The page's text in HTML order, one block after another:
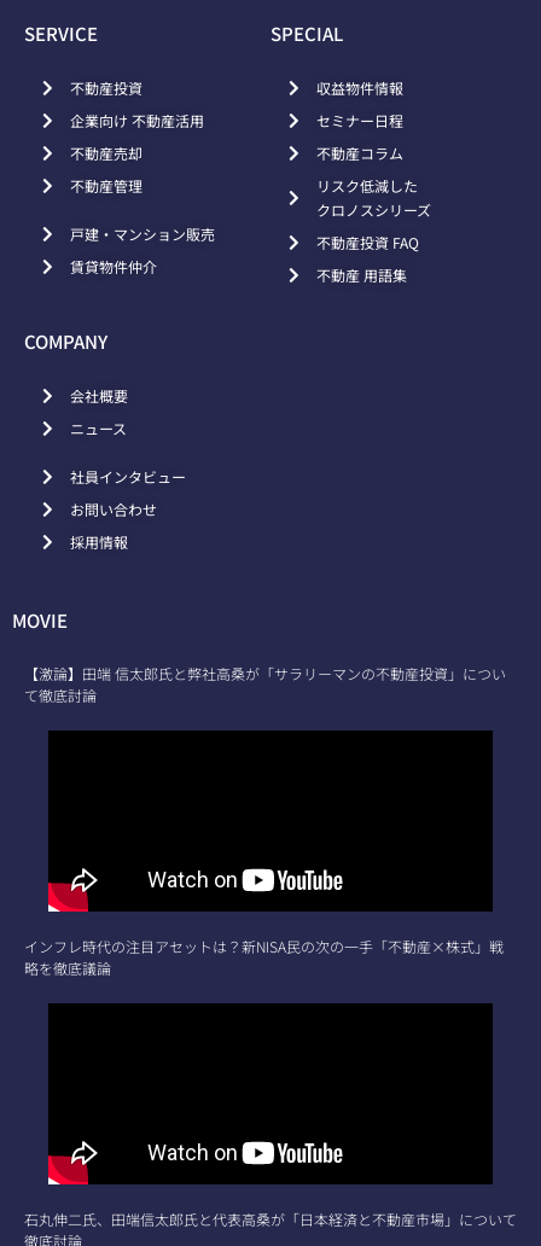
SERVICE
不動産投資
企業向け 不動産活用
不動産売却
不動産管理
戸建・マンション販売
賃貸物件仲介
SPECIAL
収益物件情報
セミナー日程
不動産コラム
リスク低減した
クロノスシリーズ
不動産投資 FAQ
不動産 用語集
COMPANY
会社概要
ニュース
社員インタビュー
お問い合わせ
採用情報
MOVIE
【激論】田端 信太郎氏と弊社高桑が「サラリーマンの不動産投資」につい
て徹底討論
インフレ時代の注目アセットは？新NISA民の次の一手「不動産×株式」戦
略を徹底議論
石丸伸二氏、田端信太郎氏と代表高桑が「日本経済と不動産市場」について
徹底討論